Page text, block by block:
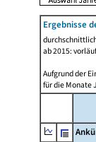
Ergebnisse
ab 2015:
Aufgrund der
für die Monate